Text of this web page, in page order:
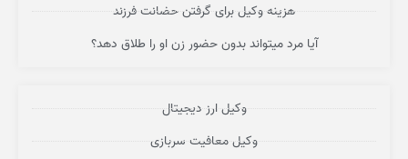
هزینه وکیل برای گرفتن حضانت فرزند
آیا مرد میتواند بدون حضور زن او را طلاق دهد؟
وکیل ارز دیجیتال
وکیل معافیت سربازی